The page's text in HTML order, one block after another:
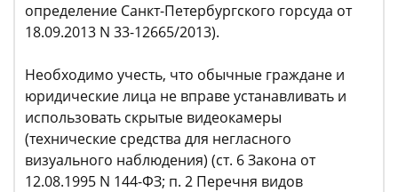
определение Санкт-Петербургского горсуда от
18.09.2013 N 33-12665/2013).
Необходимо учесть, что обычные граждане и
юридические лица не вправе устанавливать и
использовать скрытые видеокамеры
(технические средства для негласного
визуального наблюдения) (ст. 6 Закона от
12.08.1995 N 144-ФЗ; п. 2 Перечня видов